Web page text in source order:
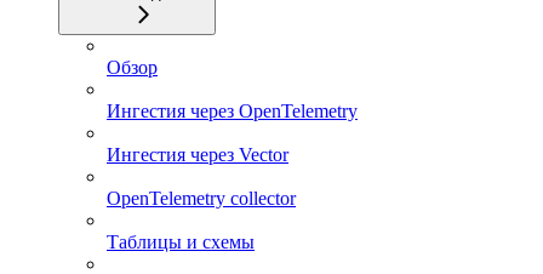
Обзор
Ингестия через OpenTelemetry
Ингестия через Vector
OpenTelemetry collector
Таблицы и схемы